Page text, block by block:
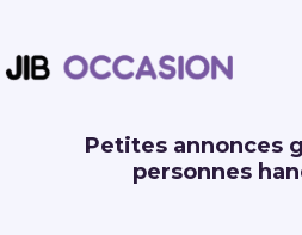
Petites annonces
personnes